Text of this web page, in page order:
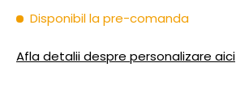
Disponibil la pre-comanda
Afla detalii despre personalizare aici